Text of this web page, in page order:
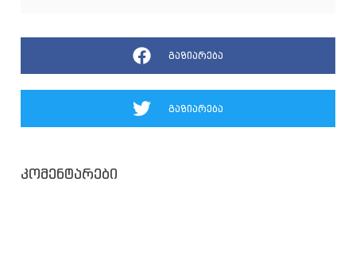
გაზიარება
გაზიარება
კომენტარები